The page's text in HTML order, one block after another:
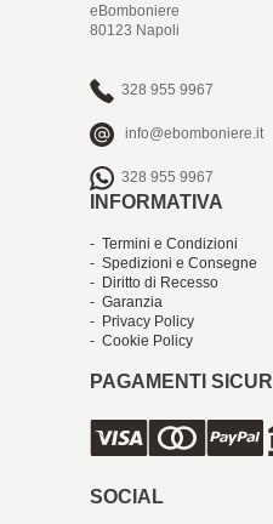
eBomboniere
80123 Napoli
328 955 9967
info@ebomboniere.it
328 955 9967
INFORMATIVA
- Termini e Condizioni
- Spedizioni e Consegne
- Diritto di Recesso
- Garanzia
- Privacy Policy
- Cookie Policy
PAGAMENTI SICURI
SOCIAL